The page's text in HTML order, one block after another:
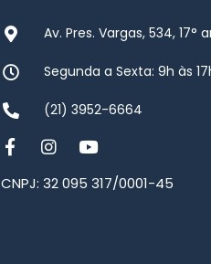
Av. Pres. Vargas, 534, 17°
Segunda a Sexta: 9h às
(21) 3952-6664
CNPJ: 32 095 317/0001-45